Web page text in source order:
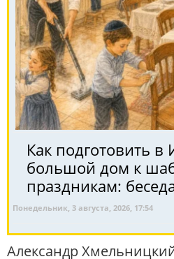
Как подготовить в
большой дом к
праздникам:
Понедельник, 3 августа, 2026, 17:54
Александр